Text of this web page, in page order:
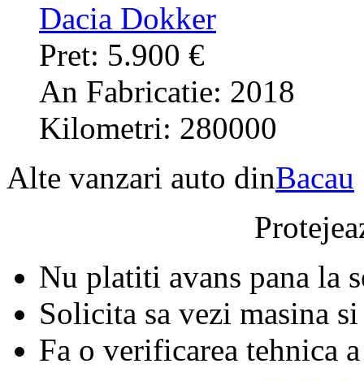
Dacia Dokker
Pret: 5.900 €
An Fabricatie: 2018
Kilometri: 280000
Alte vanzari auto dinBacau
Nu platiti avans pana la
Solicita sa vezi masina si
Fa o verificarea tehnica